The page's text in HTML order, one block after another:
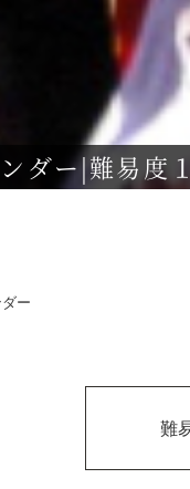
ダー|難易度１
ー
難